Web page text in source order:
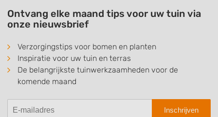
Ontvang elke maand tips voor uw tuin via
onze nieuwsbrief
Verzorgingstips voor bomen en planten
Inspiratie voor uw tuin en terras
De belangrijkste tuinwerkzaamheden voor de
komende maand
Inschrijven